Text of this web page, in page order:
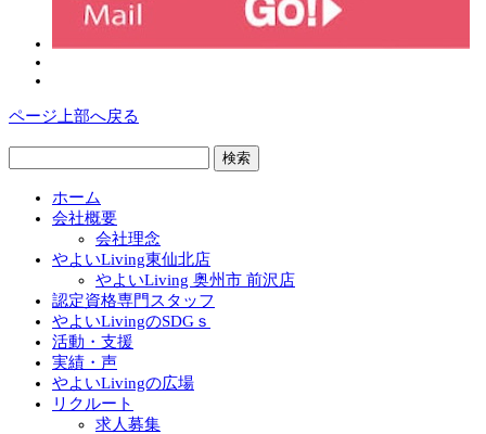
ページ上部へ戻る
索:
ホーム
会社概要
会社理念
やよいLiving東仙北店
やよいLiving 奥州市 前沢店
認定資格専門スタッフ
やよいLivingのSDGｓ
活動・支援
実績・声
やよいLivingの広場
リクルート
求人募集